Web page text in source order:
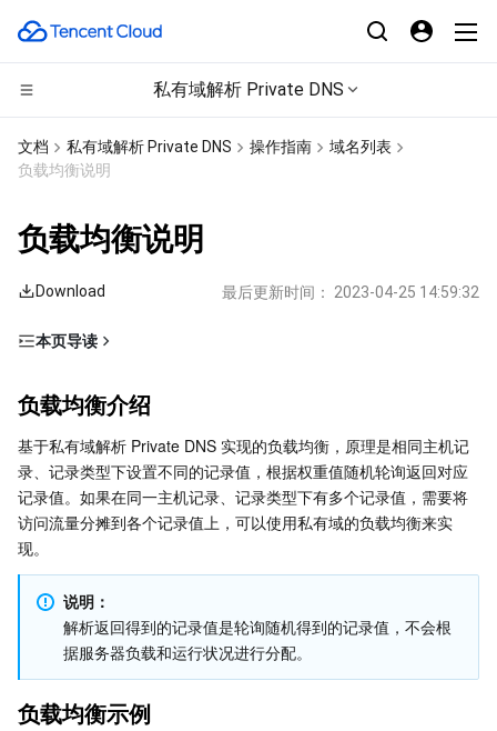
私有域解析 Private DNS
计算
云服务器
轻量应用服务器
裸金属云服务器
GPU 云服务器
专用宿主机
弹性伸缩
自动化助手
CDN与边缘平台
边缘安全加速平台 EO
内容分发网络 CDN
全站加速网络
DDoS 防护
安全加速 SCDN
多网聚合加速（腾讯云聚通）
高性能计算
批量计算
高性能计算集群
边缘计算
边缘计算机器
容器
容器服务
服务网格
容器镜像服务
云原生分布式云中心
分布式云
本地专用集群
边缘可用区
专属可用区
微服务
弹性微服务
注册配置治理
API 网关
Serverless
云函数
基础存储服务
对象存储
存储数据服务
文档 私有域解析 Private DNS 操作指南
域名列表
负载均衡说明
负载均衡说明
Download 最后更新时间： 2023-04-25 14:59:32
本页导读
负载均衡示例
A 记录负载均衡
CNAME 记录负载均衡
负载均衡使用限制
负载均衡介绍
基于私有域解析 Private DNS 实现的负载均衡，原理是相同主机记
录、记录类型下设置不同的记录值，根据权重值随机轮询返回对应
记录值。如果在同一主机记录、记录类型下有多个记录值，需要将
访问流量分摊到各个记录值上，可以使用私有域的负载均衡来实
现。
说明：
解析返回得到的记录值是轮询随机得到的记录值，不会根
据服务器负载和运行状况进行分配。
负载均衡示例